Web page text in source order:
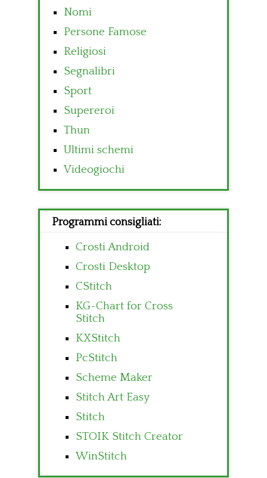
Nomi
Persone Famose
Religiosi
Segnalibri
Sport
Supereroi
Thun
Ultimi schemi
Videogiochi
Programmi consigliati:
Crosti Android
Crosti Desktop
CStitch
KG-Chart for Cross
Stitch
KXStitch
PcStitch
Scheme Maker
Stitch Art Easy
Stitch
STOIK Stitch Creator
WinStitch